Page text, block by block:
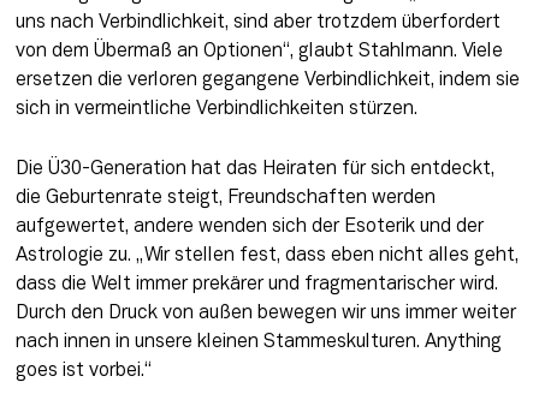
uns nach Verbindlichkeit, sind aber trotzdem überfordert
von dem Übermaß an Optionen“, glaubt Stahlmann. Viele
ersetzen die verloren gegangene Verbindlichkeit, indem sie
sich in vermeintliche Verbindlichkeiten stürzen.
Die Ü30-Generation hat das Heiraten für sich entdeckt,
die Geburtenrate steigt, Freundschaften werden
aufgewertet, andere wenden sich der Esoterik und der
Astrologie zu. „Wir stellen fest, dass eben nicht alles geht,
dass die Welt immer prekärer und fragmentarischer wird.
Durch den Druck von außen bewegen wir uns immer weiter
nach innen in unsere kleinen Stammeskulturen. Anything
goes ist vorbei.“